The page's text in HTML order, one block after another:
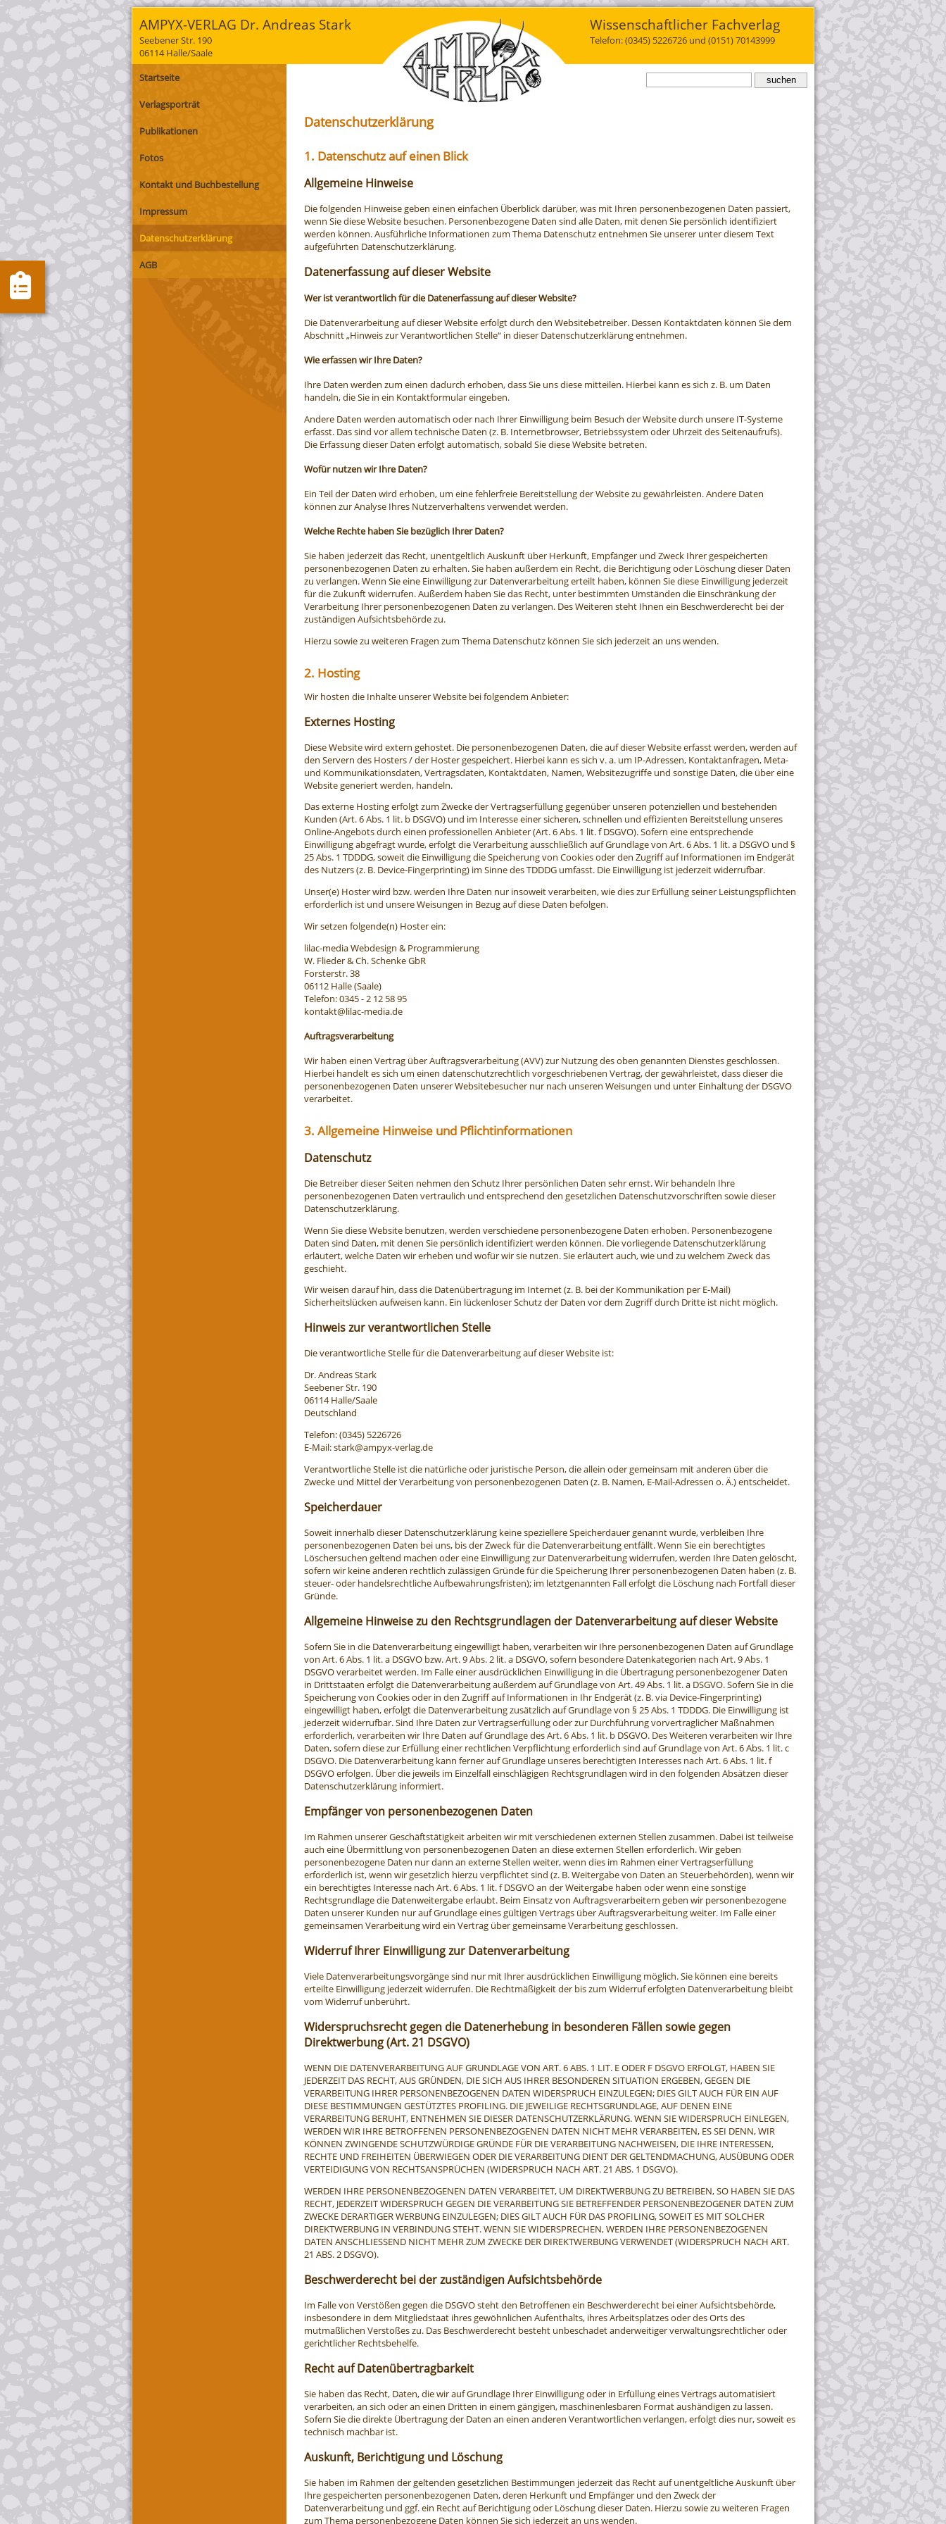
AMPYX-VERLAG Dr. Andreas Stark
Seebener Str. 190
06114 Halle/Saale
Wissenschaftlicher Fachverlag
Telefon: (0345) 5226726 und (0151) 70143999
Startseite
Verlagsporträt
Publikationen
Fotos
Kontakt und Buchbestellung
Impressum
Datenschutzerklärung
AGB
Datenschutz­erklärung
1. Datenschutz auf einen Blick
Allgemeine Hinweise
Die folgenden Hinweise geben einen einfachen Überblick darüber, was mit Ihren personenbezogenen Daten passiert,
wenn Sie diese Website besuchen. Personenbezogene Daten sind alle Daten, mit denen Sie persönlich identifiziert
werden können. Ausführliche Informationen zum Thema Datenschutz entnehmen Sie unserer unter diesem Text
aufgeführten Datenschutzerklärung.
Datenerfassung auf dieser Website
Wer ist verantwortlich für die Datenerfassung auf dieser Website?
Die Datenverarbeitung auf dieser Website erfolgt durch den Websitebetreiber. Dessen Kontaktdaten können Sie dem
Abschnitt „Hinweis zur Verantwortlichen Stelle“ in dieser Datenschutzerklärung entnehmen.
Wie erfassen wir Ihre Daten?
Ihre Daten werden zum einen dadurch erhoben, dass Sie uns diese mitteilen. Hierbei kann es sich z. B. um Daten
handeln, die Sie in ein Kontaktformular eingeben.
Andere Daten werden automatisch oder nach Ihrer Einwilligung beim Besuch der Website durch unsere IT-Systeme
erfasst. Das sind vor allem technische Daten (z. B. Internetbrowser, Betriebssystem oder Uhrzeit des Seitenaufrufs).
Die Erfassung dieser Daten erfolgt automatisch, sobald Sie diese Website betreten.
Wofür nutzen wir Ihre Daten?
Ein Teil der Daten wird erhoben, um eine fehlerfreie Bereitstellung der Website zu gewährleisten. Andere Daten
können zur Analyse Ihres Nutzerverhaltens verwendet werden.
Welche Rechte haben Sie bezüglich Ihrer Daten?
Sie haben jederzeit das Recht, unentgeltlich Auskunft über Herkunft, Empfänger und Zweck Ihrer gespeicherten
personenbezogenen Daten zu erhalten. Sie haben außerdem ein Recht, die Berichtigung oder Löschung dieser Daten
zu verlangen. Wenn Sie eine Einwilligung zur Datenverarbeitung erteilt haben, können Sie diese Einwilligung jederzeit
für die Zukunft widerrufen. Außerdem haben Sie das Recht, unter bestimmten Umständen die Einschränkung der
Verarbeitung Ihrer personenbezogenen Daten zu verlangen. Des Weiteren steht Ihnen ein Beschwerderecht bei der
zuständigen Aufsichtsbehörde zu.
Hierzu sowie zu weiteren Fragen zum Thema Datenschutz können Sie sich jederzeit an uns wenden.
2. Hosting
Wir hosten die Inhalte unserer Website bei folgendem Anbieter:
Externes Hosting
Diese Website wird extern gehostet. Die personenbezogenen Daten, die auf dieser Website erfasst werden, werden auf
den Servern des Hosters / der Hoster gespeichert. Hierbei kann es sich v. a. um IP-Adressen, Kontaktanfragen, Meta-
und Kommunikationsdaten, Vertragsdaten, Kontaktdaten, Namen, Websitezugriffe und sonstige Daten, die über eine
Website generiert werden, handeln.
Das externe Hosting erfolgt zum Zwecke der Vertragserfüllung gegenüber unseren potenziellen und bestehenden
Kunden (Art. 6 Abs. 1 lit. b DSGVO) und im Interesse einer sicheren, schnellen und effizienten Bereitstellung unseres
Online-Angebots durch einen professionellen Anbieter (Art. 6 Abs. 1 lit. f DSGVO). Sofern eine entsprechende
Einwilligung abgefragt wurde, erfolgt die Verarbeitung ausschließlich auf Grundlage von Art. 6 Abs. 1 lit. a DSGVO und §
25 Abs. 1 TDDDG, soweit die Einwilligung die Speicherung von Cookies oder den Zugriff auf Informationen im Endgerät
des Nutzers (z. B. Device-Fingerprinting) im Sinne des TDDDG umfasst. Die Einwilligung ist jederzeit widerrufbar.
Unser(e) Hoster wird bzw. werden Ihre Daten nur insoweit verarbeiten, wie dies zur Erfüllung seiner Leistungspflichten
erforderlich ist und unsere Weisungen in Bezug auf diese Daten befolgen.
Wir setzen folgende(n) Hoster ein:
lilac-media Webdesign & Programmierung
W. Flieder & Ch. Schenke GbR
Forsterstr. 38
06112 Halle (Saale)
Telefon: 0345 - 2 12 58 95
kontakt@lilac-media.de
Auftragsverarbeitung
Wir haben einen Vertrag über Auftragsverarbeitung (AVV) zur Nutzung des oben genannten Dienstes geschlossen.
Hierbei handelt es sich um einen datenschutzrechtlich vorgeschriebenen Vertrag, der gewährleistet, dass dieser die
personenbezogenen Daten unserer Websitebesucher nur nach unseren Weisungen und unter Einhaltung der DSGVO
verarbeitet.
3. Allgemeine Hinweise und Pflicht­informationen
Datenschutz
Die Betreiber dieser Seiten nehmen den Schutz Ihrer persönlichen Daten sehr ernst. Wir behandeln Ihre
personenbezogenen Daten vertraulich und entsprechend den gesetzlichen Datenschutzvorschriften sowie dieser
Datenschutzerklärung.
Wenn Sie diese Website benutzen, werden verschiedene personenbezogene Daten erhoben. Personenbezogene
Daten sind Daten, mit denen Sie persönlich identifiziert werden können. Die vorliegende Datenschutzerklärung
erläutert, welche Daten wir erheben und wofür wir sie nutzen. Sie erläutert auch, wie und zu welchem Zweck das
geschieht.
Wir weisen darauf hin, dass die Datenübertragung im Internet (z. B. bei der Kommunikation per E-Mail)
Sicherheitslücken aufweisen kann. Ein lückenloser Schutz der Daten vor dem Zugriff durch Dritte ist nicht möglich.
Hinweis zur verantwortlichen Stelle
Die verantwortliche Stelle für die Datenverarbeitung auf dieser Website ist:
Dr. Andreas Stark
Seebener Str. 190
06114 Halle/Saale
Deutschland
Telefon: (0345) 5226726
E-Mail: stark@ampyx-verlag.de
Verantwortliche Stelle ist die natürliche oder juristische Person, die allein oder gemeinsam mit anderen über die
Zwecke und Mittel der Verarbeitung von personenbezogenen Daten (z. B. Namen, E-Mail-Adressen o. Ä.) entscheidet.
Speicherdauer
Soweit innerhalb dieser Datenschutzerklärung keine speziellere Speicherdauer genannt wurde, verbleiben Ihre
personenbezogenen Daten bei uns, bis der Zweck für die Datenverarbeitung entfällt. Wenn Sie ein berechtigtes
Löschersuchen geltend machen oder eine Einwilligung zur Datenverarbeitung widerrufen, werden Ihre Daten gelöscht,
sofern wir keine anderen rechtlich zulässigen Gründe für die Speicherung Ihrer personenbezogenen Daten haben (z. B.
steuer- oder handelsrechtliche Aufbewahrungsfristen); im letztgenannten Fall erfolgt die Löschung nach Fortfall dieser
Gründe.
Allgemeine Hinweise zu den Rechtsgrundlagen der Datenverarbeitung auf dieser Website
Sofern Sie in die Datenverarbeitung eingewilligt haben, verarbeiten wir Ihre personenbezogenen Daten auf Grundlage
von Art. 6 Abs. 1 lit. a DSGVO bzw. Art. 9 Abs. 2 lit. a DSGVO, sofern besondere Datenkategorien nach Art. 9 Abs. 1
DSGVO verarbeitet werden. Im Falle einer ausdrücklichen Einwilligung in die Übertragung personenbezogener Daten
in Drittstaaten erfolgt die Datenverarbeitung außerdem auf Grundlage von Art. 49 Abs. 1 lit. a DSGVO. Sofern Sie in die
Speicherung von Cookies oder in den Zugriff auf Informationen in Ihr Endgerät (z. B. via Device-Fingerprinting)
eingewilligt haben, erfolgt die Datenverarbeitung zusätzlich auf Grundlage von § 25 Abs. 1 TDDDG. Die Einwilligung ist
jederzeit widerrufbar. Sind Ihre Daten zur Vertragserfüllung oder zur Durchführung vorvertraglicher Maßnahmen
erforderlich, verarbeiten wir Ihre Daten auf Grundlage des Art. 6 Abs. 1 lit. b DSGVO. Des Weiteren verarbeiten wir Ihre
Daten, sofern diese zur Erfüllung einer rechtlichen Verpflichtung erforderlich sind auf Grundlage von Art. 6 Abs. 1 lit. c
DSGVO. Die Datenverarbeitung kann ferner auf Grundlage unseres berechtigten Interesses nach Art. 6 Abs. 1 lit. f
DSGVO erfolgen. Über die jeweils im Einzelfall einschlägigen Rechtsgrundlagen wird in den folgenden Absätzen dieser
Datenschutzerklärung informiert.
Empfänger von personenbezogenen Daten
Im Rahmen unserer Geschäftstätigkeit arbeiten wir mit verschiedenen externen Stellen zusammen. Dabei ist teilweise
auch eine Übermittlung von personenbezogenen Daten an diese externen Stellen erforderlich. Wir geben
personenbezogene Daten nur dann an externe Stellen weiter, wenn dies im Rahmen einer Vertragserfüllung
erforderlich ist, wenn wir gesetzlich hierzu verpflichtet sind (z. B. Weitergabe von Daten an Steuerbehörden), wenn wir
ein berechtigtes Interesse nach Art. 6 Abs. 1 lit. f DSGVO an der Weitergabe haben oder wenn eine sonstige
Rechtsgrundlage die Datenweitergabe erlaubt. Beim Einsatz von Auftragsverarbeitern geben wir personenbezogene
Daten unserer Kunden nur auf Grundlage eines gültigen Vertrags über Auftragsverarbeitung weiter. Im Falle einer
gemeinsamen Verarbeitung wird ein Vertrag über gemeinsame Verarbeitung geschlossen.
Widerruf Ihrer Einwilligung zur Datenverarbeitung
Viele Datenverarbeitungsvorgänge sind nur mit Ihrer ausdrücklichen Einwilligung möglich. Sie können eine bereits
erteilte Einwilligung jederzeit widerrufen. Die Rechtmäßigkeit der bis zum Widerruf erfolgten Datenverarbeitung bleibt
vom Widerruf unberührt.
Widerspruchsrecht gegen die Datenerhebung in besonderen Fällen sowie gegen
Direktwerbung (Art. 21 DSGVO)
WENN DIE DATENVERARBEITUNG AUF GRUNDLAGE VON ART. 6 ABS. 1 LIT. E ODER F DSGVO ERFOLGT, HABEN SIE
JEDERZEIT DAS RECHT, AUS GRÜNDEN, DIE SICH AUS IHRER BESONDEREN SITUATION ERGEBEN, GEGEN DIE
VERARBEITUNG IHRER PERSONENBEZOGENEN DATEN WIDERSPRUCH EINZULEGEN; DIES GILT AUCH FÜR EIN AUF
DIESE BESTIMMUNGEN GESTÜTZTES PROFILING. DIE JEWEILIGE RECHTSGRUNDLAGE, AUF DENEN EINE
VERARBEITUNG BERUHT, ENTNEHMEN SIE DIESER DATENSCHUTZERKLÄRUNG. WENN SIE WIDERSPRUCH EINLEGEN,
WERDEN WIR IHRE BETROFFENEN PERSONENBEZOGENEN DATEN NICHT MEHR VERARBEITEN, ES SEI DENN, WIR
KÖNNEN ZWINGENDE SCHUTZWÜRDIGE GRÜNDE FÜR DIE VERARBEITUNG NACHWEISEN, DIE IHRE INTERESSEN,
RECHTE UND FREIHEITEN ÜBERWIEGEN ODER DIE VERARBEITUNG DIENT DER GELTENDMACHUNG, AUSÜBUNG ODER
VERTEIDIGUNG VON RECHTSANSPRÜCHEN (WIDERSPRUCH NACH ART. 21 ABS. 1 DSGVO).
WERDEN IHRE PERSONENBEZOGENEN DATEN VERARBEITET, UM DIREKTWERBUNG ZU BETREIBEN, SO HABEN SIE DAS
RECHT, JEDERZEIT WIDERSPRUCH GEGEN DIE VERARBEITUNG SIE BETREFFENDER PERSONENBEZOGENER DATEN ZUM
ZWECKE DERARTIGER WERBUNG EINZULEGEN; DIES GILT AUCH FÜR DAS PROFILING, SOWEIT ES MIT SOLCHER
DIREKTWERBUNG IN VERBINDUNG STEHT. WENN SIE WIDERSPRECHEN, WERDEN IHRE PERSONENBEZOGENEN
DATEN ANSCHLIESSEND NICHT MEHR ZUM ZWECKE DER DIREKTWERBUNG VERWENDET (WIDERSPRUCH NACH ART.
21 ABS. 2 DSGVO).
Beschwerde­recht bei der zuständigen Aufsichts­behörde
Im Falle von Verstößen gegen die DSGVO steht den Betroffenen ein Beschwerderecht bei einer Aufsichtsbehörde,
insbesondere in dem Mitgliedstaat ihres gewöhnlichen Aufenthalts, ihres Arbeitsplatzes oder des Orts des
mutmaßlichen Verstoßes zu. Das Beschwerderecht besteht unbeschadet anderweitiger verwaltungsrechtlicher oder
gerichtlicher Rechtsbehelfe.
Recht auf Daten­übertrag­barkeit
Sie haben das Recht, Daten, die wir auf Grundlage Ihrer Einwilligung oder in Erfüllung eines Vertrags automatisiert
verarbeiten, an sich oder an einen Dritten in einem gängigen, maschinenlesbaren Format aushändigen zu lassen.
Sofern Sie die direkte Übertragung der Daten an einen anderen Verantwortlichen verlangen, erfolgt dies nur, soweit es
technisch machbar ist.
Auskunft, Berichtigung und Löschung
Sie haben im Rahmen der geltenden gesetzlichen Bestimmungen jederzeit das Recht auf unentgeltliche Auskunft über
Ihre gespeicherten personenbezogenen Daten, deren Herkunft und Empfänger und den Zweck der
Datenverarbeitung und ggf. ein Recht auf Berichtigung oder Löschung dieser Daten. Hierzu sowie zu weiteren Fragen
zum Thema personenbezogene Daten können Sie sich jederzeit an uns wenden.